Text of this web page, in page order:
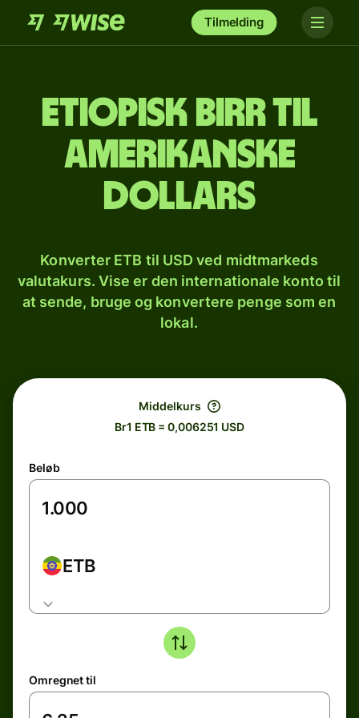
Tilmelding
Etiopisk birr til
amerikanske
dollars
Konverter ETB til USD ved midtmarkeds
valutakurs. Vise er den internationale konto til
at sende, bruge og konvertere penge som en
lokal.
Middelkurs
Br1 ETB = 0,006251 USD
Beløb
ETB
Omregnet til